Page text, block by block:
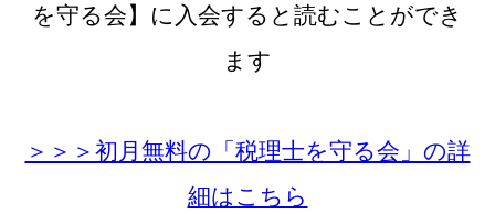
を守る会】に 入会すると読むことができ
ます
＞＞＞初月無料の「税理士を守る会」の詳
細はこちら